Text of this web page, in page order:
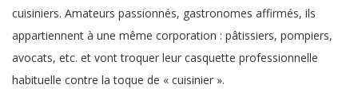
cuisiniers. Amateurs passionnés, gastronomes affirmés, ils
appartiennent à une même corporation : pâtissiers, pompiers,
avocats, etc. et vont troquer leur casquette professionnelle
habituelle contre la toque de « cuisinier ».